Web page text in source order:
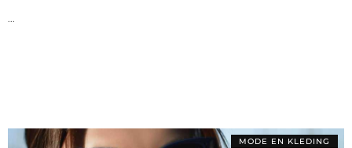
MODE EN KLEDING